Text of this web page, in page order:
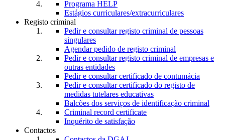
Programa HELP
Estágios curriculares/extracurriculares
Registo criminal
Pedir e consultar registo criminal de pessoas
singulares
Agendar pedido de registo criminal
Pedir e consultar registo criminal de empresas e
outras entidades
Pedir e consultar certificado de contumácia
Pedir e consultar certificado do registo de
medidas tutelares educativas
Balcões dos serviços de identificação criminal
Criminal record certificate
Inquérito de satisfação
Contactos